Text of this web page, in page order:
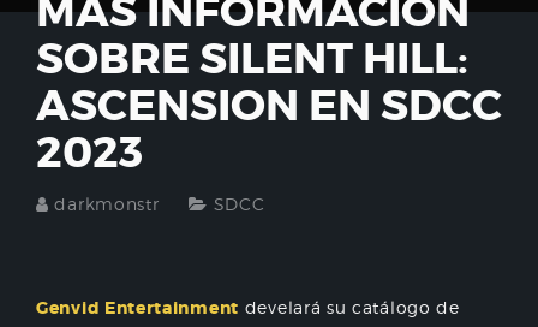
MÁS INFORMACIÓN
SOBRE SILENT HILL:
ASCENSION EN SDCC
2023
darkmonstr SDCC
Genvid Entertainment develará su catálogo de